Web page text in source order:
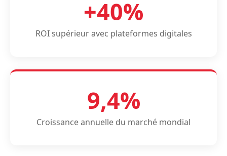
+40%
ROI supérieur avec plateformes digitales
9,4%
Croissance annuelle du marché mondial